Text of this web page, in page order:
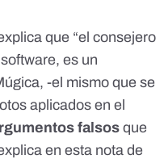
que “el consejero
es un
-el mismo que se
aplicados en el
falsosque
en esta nota de